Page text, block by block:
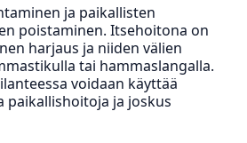
ja paikallisten
poistaminen. Itsehoitona on
harjaus ja niiden välien
tai hammaslangalla.
voidaan käyttää
paikallishoitoja ja joskus